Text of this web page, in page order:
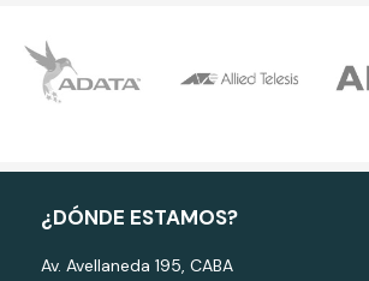
¿DÓNDE ESTAMOS?
Av. Avellaneda 195, CABA